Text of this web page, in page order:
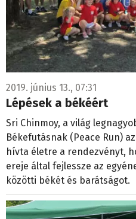
2019. június 13., 07:31
Lépések a békéért
Sri Chinmoy, a világ
Békefutásnak (Peace Run)
hívta életre a rendezvényt,
ereje által fejlessze az
közötti békét és barátságot.